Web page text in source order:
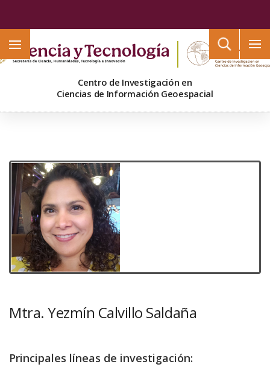
Centro de Investigación en
Ciencias de Información Geoespacial
Mtra. Yezmín Calvillo Saldaña
Principales líneas de investigación: